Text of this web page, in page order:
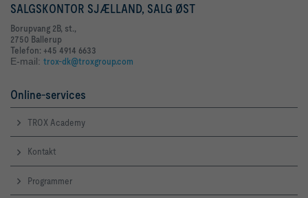
SALGSKONTOR SJÆLLAND, SALG ØST
Borupvang 2B, st.,
2750 Ballerup
Telefon: +45 4914 6633
E-mail: trox-dk@troxgroup.com
Online-services
TROX Academy
Kontakt
Programmer